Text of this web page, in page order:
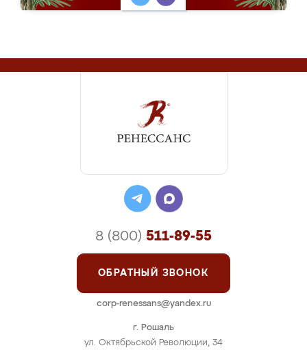
г. Рошаль
ул. Октябрьской Революции, 34
8 (800) 511-89-55
ОБРАТНЫЙ ЗВОНОК
corp-renessans@yandex.ru